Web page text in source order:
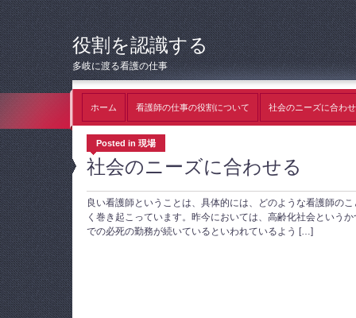
役割を認識する
多岐に渡る看護の仕事
ホーム 看護師の仕事の役割について 社会のニーズに合わ
Posted in 現場
社会のニーズに合わせる
良い看護師ということは、具体的には、どのような看護師の
く巻き起こっています。昨今においては、高齢化社会という
での必死の勤務が続いているといわれているよう […]